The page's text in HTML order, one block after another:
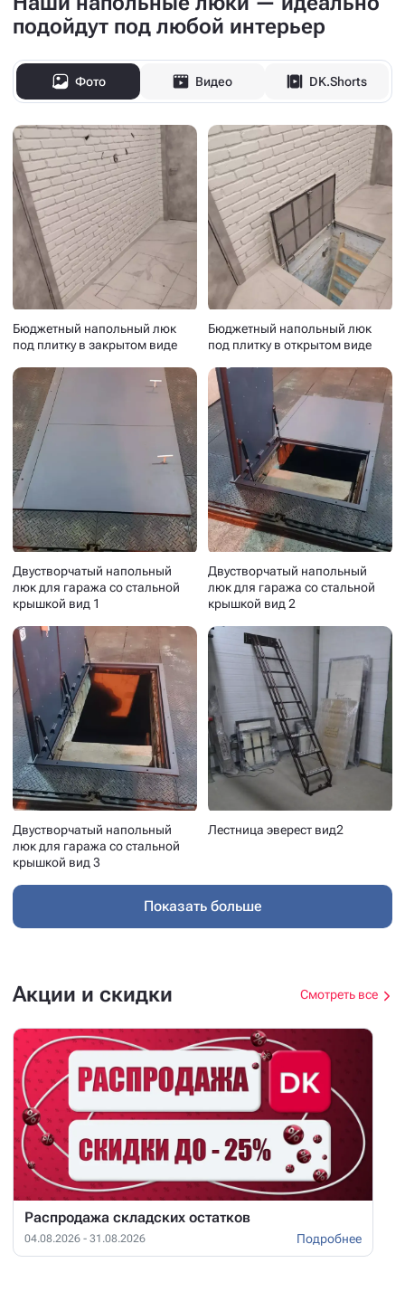
подойдут под любой интерьер
Фото Видео DK.Shorts
Бюджетный напольный люк
под плитку в закрытом виде
Бюджетный напольный люк
под плитку в открытом виде
Двустворчатый напольный
люк для гаража со стальной
крышкой вид 1
Двустворчатый напольный
люк для гаража со стальной
крышкой вид 2
Двустворчатый напольный
люк для гаража со стальной
крышкой вид 3
Лестница эверест вид2
Показать больше
Акции и скидки Смотреть все
Распродажа складских остатков
04.08.2026 - 31.08.2026 Подробнее